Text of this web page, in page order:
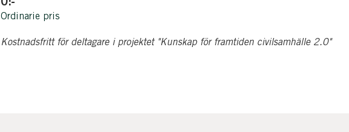
Ordinarie pris
Kostnadsfritt för deltagare i projektet "Kunskap för framtiden civilsamhälle 2.0"